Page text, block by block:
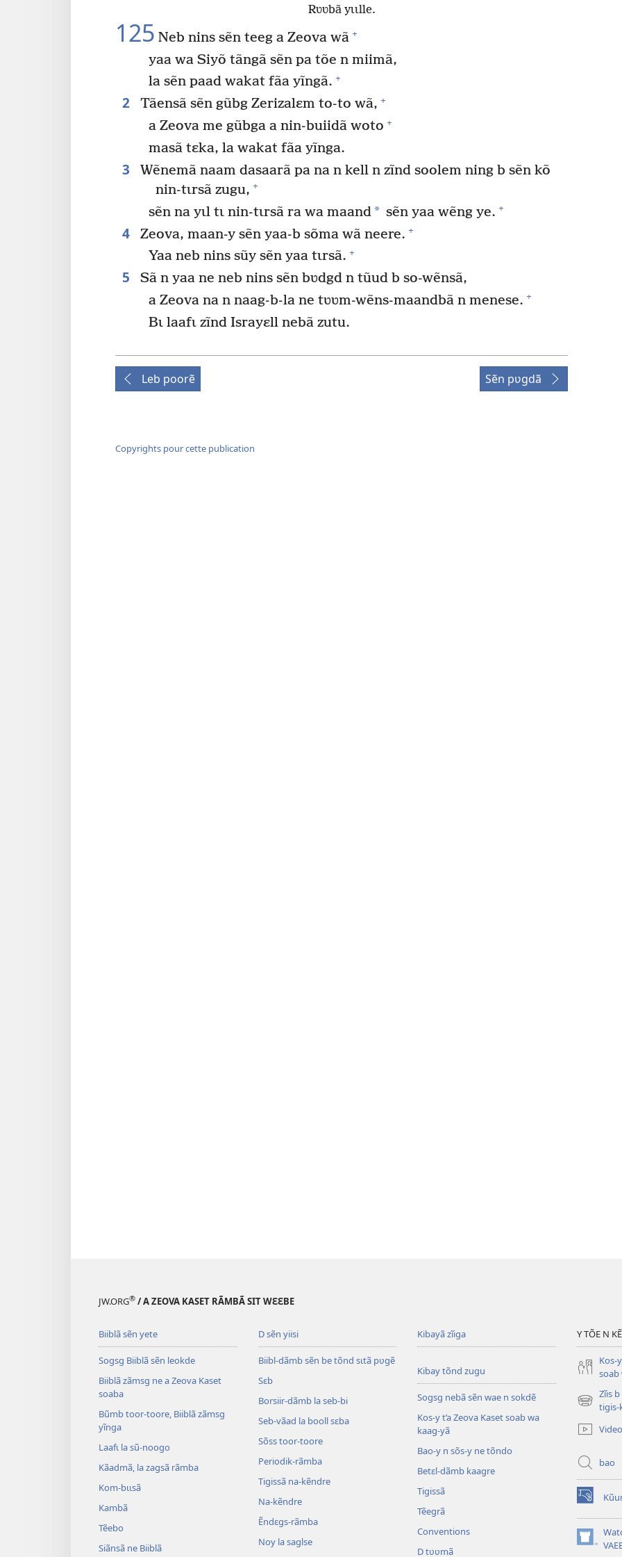
Rʋʋbã yɩɩlle.
125 Neb nins sẽn teeg a Zeova wã +
yaa wa Siyõ tãngã sẽn pa tõe n miimã,
la sẽn paad wakat fãa yĩngã. +
2 Tãensã sẽn gũbg Zerizalɛm to-to wã, +
a Zeova me gũbga a nin-buiidã woto +
masã tɛka, la wakat fãa yĩnga.
3
Wẽnemã naam dasaarã pa na n kell n zĩnd soolem ning b sẽn kõ
nin-tɩrsã zugu, +
sẽn na yɩl tɩ nin-tɩrsã ra wa maand* sẽn yaa wẽng ye. +
4 Zeova, maan-y sẽn yaa-b sõma wã neere. +
Yaa neb nins sũy sẽn yaa tɩrsã. +
5
Sã n yaa ne neb nins sẽn bʋdgd n tũud b so-wẽnsã,
a Zeova na n naag-b-la ne tʋʋm-wẽns-maandbã n menese. +
Bɩ laafɩ zĩnd Israyɛll nebã zutu.
Leb poorẽ Sẽn pʋgdã
Copyrights pour cette publication
JW.ORG® / A ZEOVA KASET RÃMBÃ SIT WƐƐBE
Biiblã sẽn yete
Sogsg Biiblã sẽn leokde
Biiblã zãmsg ne a Zeova Kaset
soaba
Bũmb toor-toore, Biiblã zãmsg
yĩnga
Laafɩ la sũ-noogo
Kãadmã, la zagsã rãmba
Kom-bɩɩsã
Kambã
Tẽebo
Siãnsã ne Biiblã
D sẽn yiisi
Biibl-dãmb sẽn be tõnd sɩtã pʋgẽ
Sɛb
Borsiir-dãmb la seb-bi
Seb-vãad la booll sɛba
Sõss toor-toore
Periodik-rãmba
Tigissã na-kẽndre
Na-kẽndre
Ẽndɛgs-rãmba
Noy la saglse
Kibayã zĩiga
Kibay tõnd zugu
Sogsg nebã sẽn wae n sokdẽ
Kos-y t’a Zeova Kaset soab wa
kaag-yã
Bao-y n sõs-y ne tõndo
Betɛl-dãmb kaagre
Tigissã
Tẽegrã
Conventions
D tʋʋmã
Y TÕE N
Kos-
soab
Zĩis
tigis-
(ouvre
nouvelle
bao
(ouvre
une
nouvelle
fenêtre)
(ouvre